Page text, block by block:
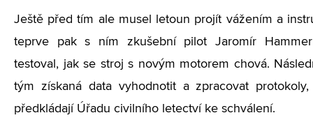
Ještě před tím ale musel letoun projít vážením a
teprve pak s ním zkušební pilot Jaromír
testoval, jak se stroj s novým motorem chová.
tým získaná data vyhodnotit a zpracovat
předkládají Úřadu civilního letectví ke schválení.